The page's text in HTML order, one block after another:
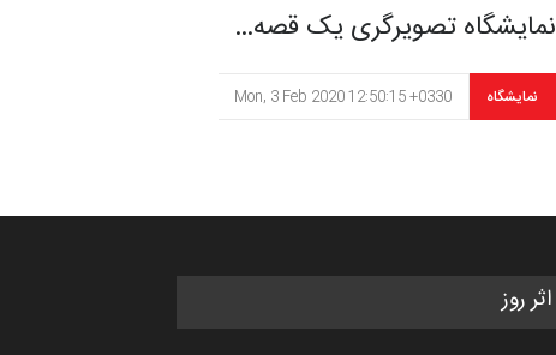
نمایشگاه تصویرگری یک قصه…
نمایشگاه Mon, 3 Feb 2020 12:50:15 +0330
اثر روز